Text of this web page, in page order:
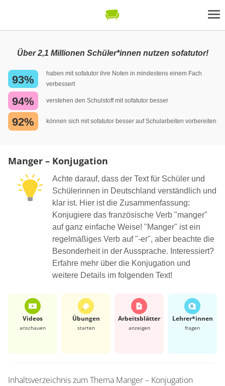
Über 2,1 Millionen Schüler*innen nutzen sofatutor!
93%
haben mit sofatutor ihre Noten in mindestens einem Fach
verbessert
94% verstehen den Schulstoff mit sofatutor besser
92% können sich mit sofatutor besser auf Schularbeiten vorbereiten
Manger – Konjugation
Achte darauf, dass der Text für Schüler und
Schülerinnen in Deutschland verständlich und
klar ist. Hier ist die Zusammenfassung:
Konjugiere das französische Verb "manger"
auf ganz einfache Weise! "Manger" ist ein
regelmäßiges Verb auf "-er", aber beachte die
Besonderheit in der Aussprache. Interessiert?
Erfahre mehr über die Konjugation und
weitere Details im folgenden Text!
Videos
anschauen
Übungen
starten
Arbeits­blätter
anzeigen
Lehrer*​innen
fragen
Inhaltsverzeichnis zum Thema Manger – Konjugation